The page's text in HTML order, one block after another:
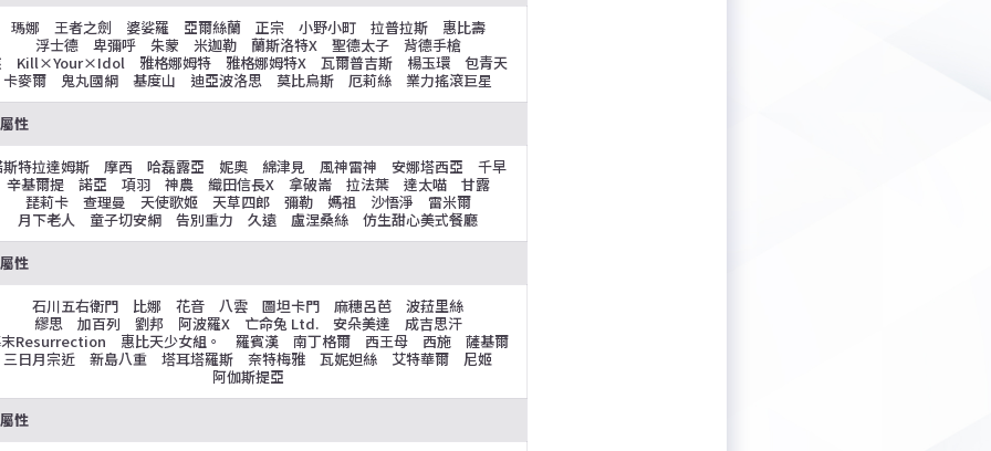
瑪娜 王者之劍 婆娑羅 亞爾絲蘭 正宗 小野小町 拉普拉斯 惠比壽
浮士德 卑彌呼 朱蒙 米迦勒 蘭斯洛特X 聖德太子 背德手槍
Kill×Your×Idol 雅格娜姆特 雅格娜姆特X 瓦爾普吉斯 楊玉環 包青天
卡麥爾 鬼丸國綱 基度山 迪亞波洛思 莫比烏斯 厄莉絲 業力搖滾巨星
性
斯特拉達姆斯 摩西 哈磊露亞 妮奧 綿津見 風神雷神 安娜塔西亞 千早
辛基爾提 諾亞 項羽 神農 織田信長X 拿破崙 拉法葉 達太喵 甘露
琵莉卡 查理曼 天使歌姬 天草四郎 彌勒 媽祖 沙悟淨 雷米爾
月下老人 童子切安綱 告別重力 久遠 盧涅桑絲 仿生甜心美式餐廳
性
石川五右衛門 比娜 花音 八雲 圖坦卡門 麻穗呂芭 波菈里絲
繆思 加百列 劉邦 阿波羅X 亡命兔 Ltd. 安朵美達 成吉思汗
Resurrection 惠比天少女組。 羅賓漢 南丁格爾 西王母 西施 薩基爾
三日月宗近 新島八重 塔耳塔羅斯 奈特梅雅 瓦妮妲絲 艾特華爾 尼姬
阿伽斯提亞
性